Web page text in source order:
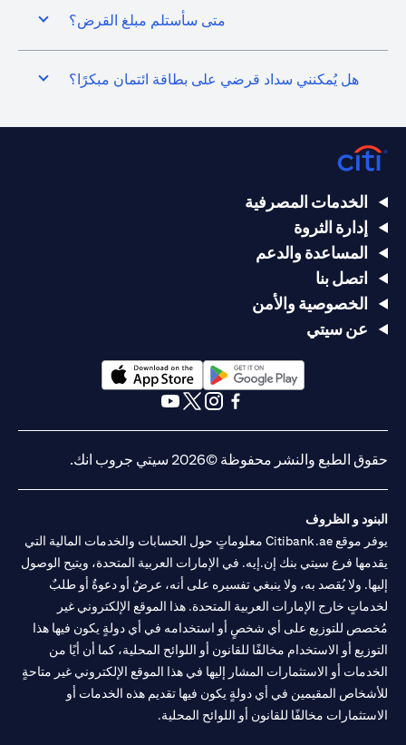
متى سأستلم مبلغ القرض؟
هل يُمكنني سداد قرضي على بطاقة ائتمان مبكرًا؟
الخدمات المصرفية
إدارة الثروة
المساعدة والدعم
اتصل بنا
الخصوصية والأمن
عن سيتي
opens in a new tab
opens in a new tab
حقوق الطبع والنشر محفوظة ©2026 سيتي جروب انك.
البنود و الظروف
يوفر موقع Citibank.ae معلوماتٍ حول الحسابات والخدمات المالية التي
يقدمها فرع سيتي بنك إن.إيه. في الإمارات العربية المتحدة، ويتيح الوصول
إليها. ولا يُقصد به، ولا ينبغي تفسيره على أنه، عرضٌ أو دعوةٌ أو طلبٌ
لخدماتٍ خارج الإمارات العربية المتحدة. هذا الموقع الإلكتروني غير
مُخصص للتوزيع على أي شخصٍ أو استخدامه في أي دولةٍ يكون فيها هذا
التوزيع أو الاستخدام مخالفًا للقانون أو اللوائح المحلية، كما أن أيًا من
الخدمات أو الاستثمارات المشار إليها في هذا الموقع الإلكتروني غير متاحةٍ
للأشخاص المقيمين في أي دولةٍ يكون فيها تقديم هذه الخدمات أو
الاستثمارات مخالفًا للقانون أو اللوائح المحلية.